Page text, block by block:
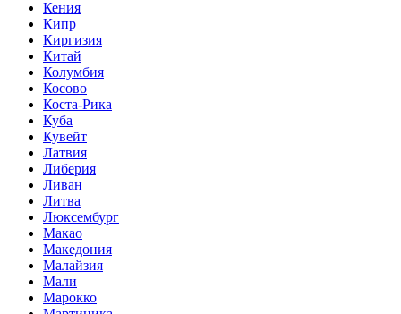
Кения
Кипр
Киргизия
Китай
Колумбия
Косово
Коста-Рика
Куба
Кувейт
Латвия
Либерия
Ливан
Литва
Люксембург
Макао
Македония
Малайзия
Мали
Марокко